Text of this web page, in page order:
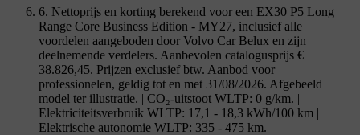
6. Nettoprijs en korting berekend voor een EX30 P5 Long
Range Core Business Edition - MY27, inclusief alle
voordelen aangeboden door Volvo Car Belux en zijn
deelnemende verdelers. Aanbevolen catalogusprijs €
38.826,45. Prijzen exclusief btw. Aanbod voor
professionelen, geldig tot en met 31/08/2026. Afgebeeld
model ter illustratie. | CO₂-uitstoot WLTP: 0 g/km. |
Elektriciteitsverbruik WLTP: 17,1 - 18,3 kWh/100 km |
Elektrische autonomie WLTP: 335 - 475 km.